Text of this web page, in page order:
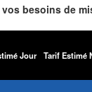
besoins de
Jour Tarif Estimé